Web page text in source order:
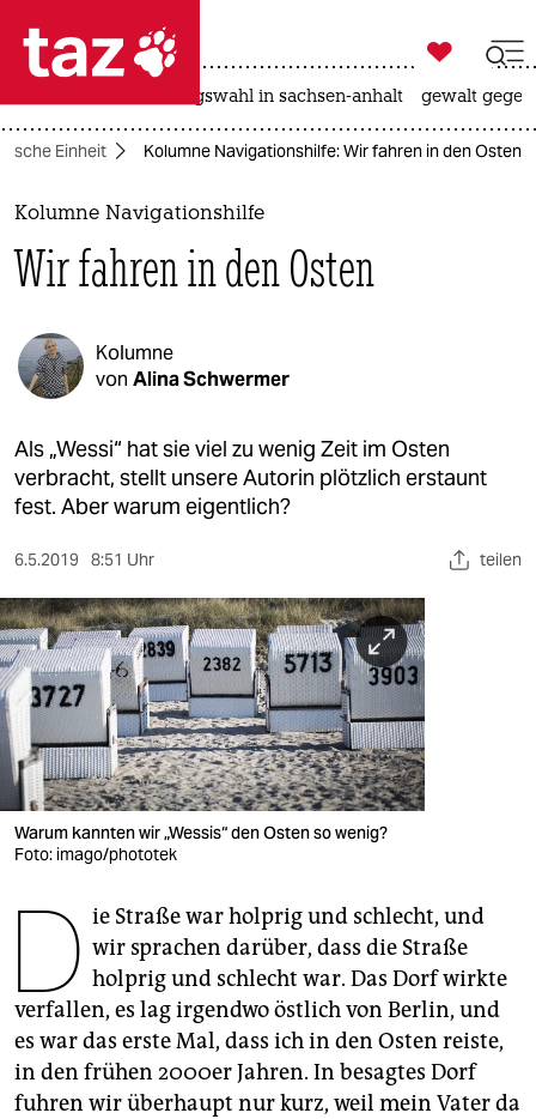
 taz zahl ich
taz zahl ich
themen
politik
öko
gesellschaft
kultur
sport
nord
wahrheit
verlag
verlag
veranstaltungen
shop
unterstützen
abo
genossenschaft
epaper login

taz zahl ich
landtagswahl in sachsen-anhalt gewalt
Einheit Kolumne Navigationshilfe: Wir fahren in den Osten
Kolumne Navigationshilfe
Wir fahren in den Osten
Kolumne
von Alina Schwermer
Als „Wessi“ hat sie viel zu wenig Zeit im Osten
verbracht, stellt unsere Autorin plötzlich erstaunt
fest. Aber warum eigentlich?
6.5.2019 8:51 Uhr teilen
Warum kannten wir „Wessis“ den Osten so wenig?
Foto: imago/phototek
D ie Straße war holprig und schlecht, und
wir sprachen darüber, dass die Straße
holprig und schlecht war. Das Dorf wirkte
verfallen, es lag irgendwo östlich von Berlin, und
es war das erste Mal, dass ich in den Osten reiste,
in den frühen 2000er Jahren. In besagtes Dorf
fuhren wir überhaupt nur kurz, weil mein Vater da